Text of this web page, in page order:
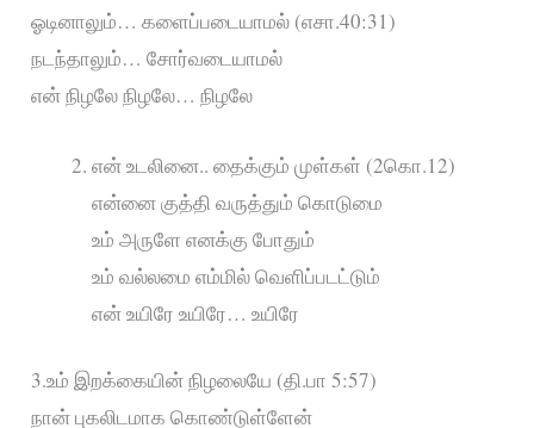
ஓடினாலும்… களைப்படையாமல் (எசா.40:31)
நடந்தாலும்… சோர்வடையாமல்
என் நிழலே நிழலே… நிழலே
என் உடலினை.. தைக்கும் முள்கள் (2கொ.12)
என்னை குத்தி வருத்தும் கொடுமை
உம் அருளே எனக்கு போதும்
உம் வல்லமை எம்மில் வெளிப்படட்டும்
என் உயிரே உயிரே… உயிரே
3.உம் இறக்கையின் நிழலையே (தி.பா 5:57)
நான் புகலிடமாக கொண்டுள்ளேன்